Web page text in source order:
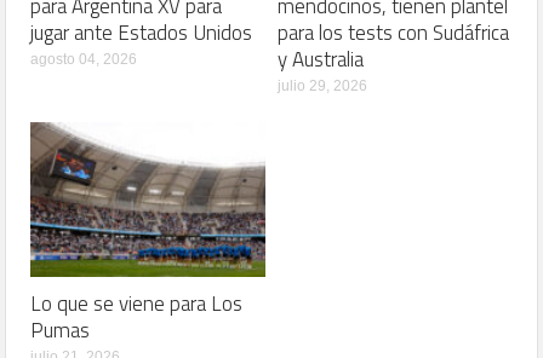
para Argentina XV para
jugar ante Estados Unidos
agosto 04, 2026
mendocinos, tienen plantel
para los tests con Sudáfrica
y Australia
julio 29, 2026
Lo que se viene para Los
Pumas